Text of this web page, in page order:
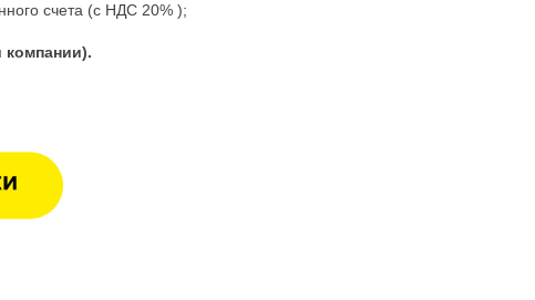
счета (с НДС 20% );
компании).